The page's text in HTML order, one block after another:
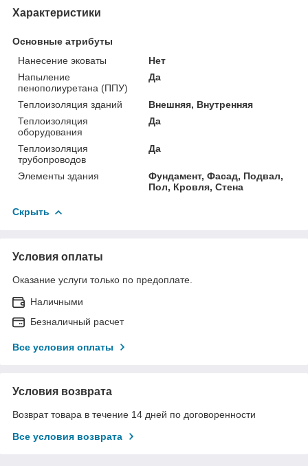
Характеристики
Основные атрибуты
Нанесение эковаты
Нет
Напыление
пенополиуретана (ППУ)
Да
Теплоизоляция зданий
Внешняя, Внутренняя
Теплоизоляция
оборудования
Да
Теплоизоляция
трубопроводов
Да
Элементы здания
Фундамент, Фасад, Подвал,
Пол, Кровля, Стена
Скрыть
Условия оплаты
Оказание услуги только по предоплате.
Наличными
Безналичный расчет
Все условия оплаты
Условия возврата
Возврат товара в течение 14 дней по договоренности
Все условия возврата